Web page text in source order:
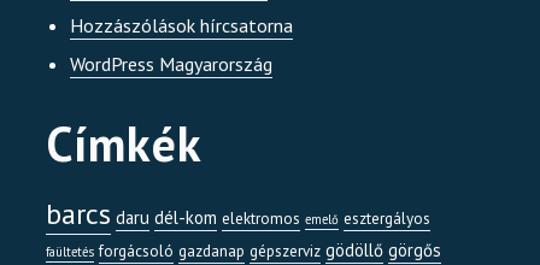
Hozzászólások hírcsatorna
WordPress Magyarország
Címkék
barcs daru dél-kom elektromos emelő esztergályos
faültetés forgácsoló gazdanap gépszerviz gödöllő görgős